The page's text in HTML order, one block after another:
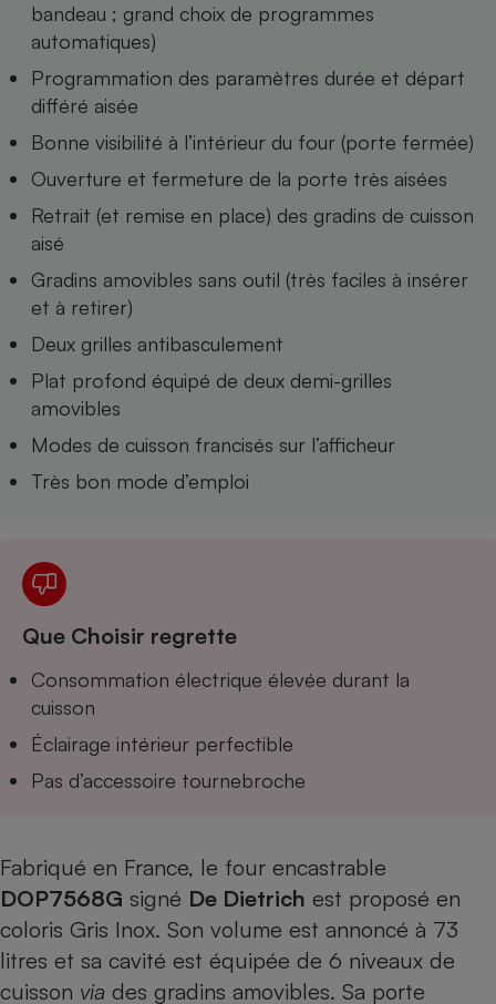
bandeau ; grand choix de programmes
automatiques)
Programmation des paramètres durée et départ
différé aisée
Bonne visibilité à l’intérieur du four (porte fermée)
Ouverture et fermeture de la porte très aisées
Retrait (et remise en place) des gradins de cuisson
aisé
Gradins amovibles sans outil (très faciles à insérer
et à retirer)
Deux grilles antibasculement
Plat profond équipé de deux demi-grilles
amovibles
Modes de cuisson francisés sur l’afficheur
Très bon mode d’emploi
Que Choisir regrette
Consommation électrique élevée durant la
cuisson
Éclairage intérieur perfectible
Pas d’accessoire tournebroche
Fabriqué en France, le four encastrable
DOP7568G signé De Dietrich est proposé en
coloris Gris Inox. Son volume est annoncé à 73
litres et sa cavité est équipée de 6 niveaux de
cuisson via des gradins amovibles. Sa porte
Robot ménager